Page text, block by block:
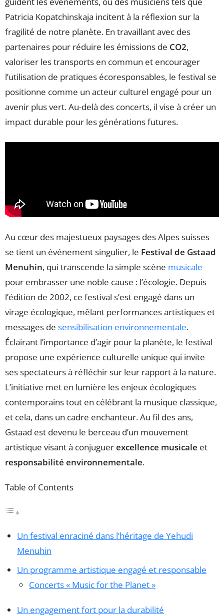
Patricia Kopatchinskaja incitent à la réflexion sur la
fragilité de notre planète. En travaillant avec des
partenaires pour réduire les émissions de CO2,
valoriser les transports en commun et encourager
l’utilisation de pratiques écoresponsables, le festival se
positionne comme un acteur culturel engagé pour un
avenir plus vert. Au-delà des concerts, il vise à créer un
impact durable pour les générations futures.
Au cœur des majestueux paysages des Alpes suisses
se tient un événement singulier, le Festival de Gstaad
Menuhin, qui transcende la simple scène musicale
pour embrasser une noble cause : l’écologie. Depuis
l’édition de 2002, ce festival s’est engagé dans un
virage écologique, mêlant performances artistiques et
messages de sensibilisation environnementale.
Éclairant l’importance d’agir pour la planète, le festival
propose une expérience culturelle unique qui invite
ses spectateurs à réfléchir sur leur rapport à la nature.
L’initiative met en lumière les enjeux écologiques
contemporains tout en célébrant la musique classique,
et cela, dans un cadre enchanteur. Au fil des ans,
Gstaad est devenu le berceau d’un mouvement
artistique visant à conjuguerexcellence musicale et
responsabilité environnementale.
Table of Contents
Un festival enraciné dans l’héritage de Yehudi
Menuhin
Un programme artistique engagé et responsable
Concerts « Music for the Planet »
Un engagement fort pour la durabilité